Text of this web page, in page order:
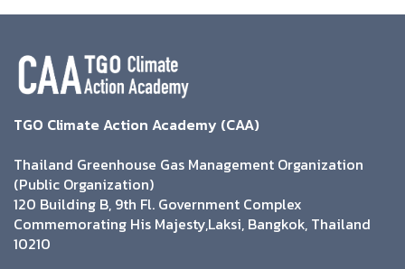
TGO Climate Action Academy (CAA)
Thailand Greenhouse Gas Management Organization
(Public Organization)
120 Building B, 9th Fl. Government Complex
Commemorating His Majesty,Laksi, Bangkok, Thailand
10210